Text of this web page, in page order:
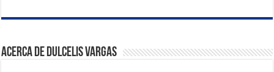
Acerca de Dulcelis Vargas